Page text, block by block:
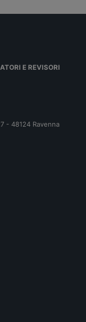
E REVISORI
- 48124 Ravenna